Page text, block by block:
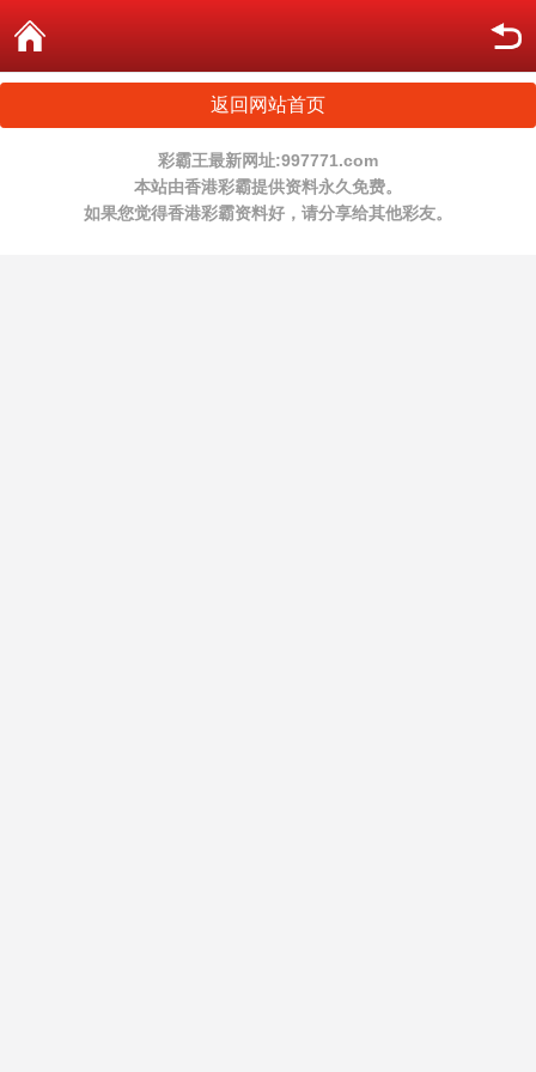
返回网站首页
彩霸王最新网址:997771.com
本站由香港彩霸提供资料永久免费。
如果您觉得香港彩霸资料好，请分享给其他彩友。